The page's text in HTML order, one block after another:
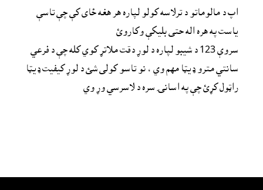
ياست په هره اله حتى بليکې وکاروئ
راټول کړئ چې په اسانۍ سره د لاسرسي وړ وي